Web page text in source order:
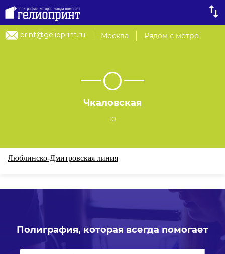
print@gelioprint.ru Москва Рядом с метро
Чкаловская
10
Люблинско-Дмитровская линия
Полиграфия, которая всегда помогает